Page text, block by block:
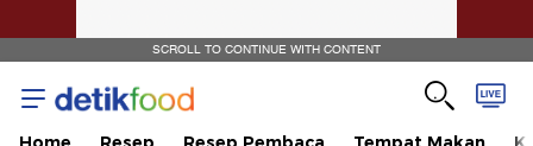
SCROLL TO CONTINUE WITH CONTENT